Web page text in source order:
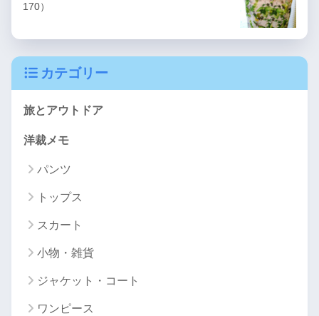
170）
カテゴリー
旅とアウトドア
洋裁メモ
パンツ
トップス
スカート
小物・雑貨
ジャケット・コート
ワンピース